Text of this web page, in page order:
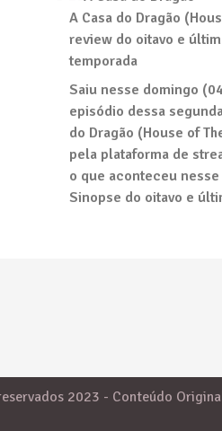
A Casa do Dragão
review do oitavo e
temporada
Saiu nesse domingo
episódio dessa
do Dragão (House of
pela plataforma de
o que aconteceu
Sinopse do oitavo e
2023 - Conteúdo